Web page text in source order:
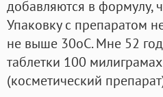
добавляются в формулу,
Упаковку с препаратом
не выше 30оС. Мне 52
таблетки 100
(косметический